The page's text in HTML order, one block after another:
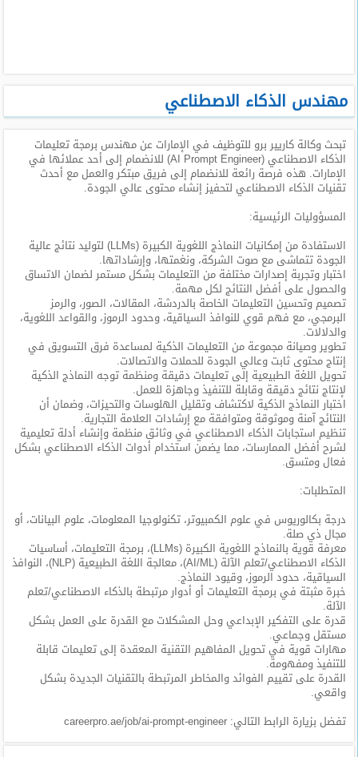
تصفح
الوظائف
وظائف
اليوم
وظائف
السعودية
اليوم
وظائف
مصر
اليوم
وظائف
حكومية
المدونة
مهندس الذكاء الاصطناعي
تبحث وكالة كاريير برو للتوظيف في الإمارات عن مهندس برمجة تعليمات
الذكاء الاصطناعي (AI Prompt Engineer) للانضمام إلى أحد عملائها في
الإمارات. هذه فرصة رائعة للانضمام إلى فريق مبتكر والعمل مع أحدث
تقنيات الذكاء الاصطناعي لتحفيز إنشاء محتوى عالي الجودة.
المسؤوليات الرئيسية:
الاستفادة من إمكانيات النماذج اللغوية الكبيرة (LLMs) لتوليد نتائج عالية
الجودة تتماشى مع صوت الشركة، ونغمتها، وإرشاداتها.
اختبار وتجربة إصدارات مختلفة من التعليمات بشكل مستمر لضمان الاتساق
والحصول على أفضل النتائج لكل مهمة.
تصميم وتحسين التعليمات الخاصة بالدردشة، المقالات، الصور، والرمز
البرمجي، مع فهم قوي للنوافذ السياقية، وحدود الرموز، والقواعد اللغوية،
والدلالات.
تطوير وصيانة مجموعة من التعليمات الذكية لمساعدة فرق التسويق في
إنتاج محتوى ثابت وعالي الجودة للحملات والاتصالات.
تحويل اللغة الطبيعية إلى تعليمات دقيقة ومنظمة توجه النماذج الذكية
لإنتاج نتائج دقيقة وقابلة للتنفيذ وجاهزة للعمل.
اختبار النماذج الذكية لاكتشاف وتقليل الهلوسات والتحيزات، وضمان أن
النتائج آمنة وموثوقة ومتوافقة مع إرشادات العلامة التجارية.
تنظيم استجابات الذكاء الاصطناعي في وثائق منظمة وإنشاء أدلة تعليمية
لشرح أفضل الممارسات، مما يضمن استخدام أدوات الذكاء الاصطناعي بشكل
فعال ومتسق.
المتطلبات:
درجة بكالوريوس في علوم الكمبيوتر، تكنولوجيا المعلومات، علوم البيانات، أو
مجال ذي صلة.
معرفة قوية بالنماذج اللغوية الكبيرة (LLMs)، برمجة التعليمات، أساسيات
الذكاء الاصطناعي/تعلم الآلة (AI/ML)، معالجة اللغة الطبيعية (NLP)، النوافذ
السياقية، حدود الرموز، وقيود النماذج.
خبرة مثبتة في برمجة التعليمات أو أدوار مرتبطة بالذكاء الاصطناعي/تعلم
الآلة.
قدرة على التفكير الإبداعي وحل المشكلات مع القدرة على العمل بشكل
مستقل وجماعي.
مهارات قوية في تحويل المفاهيم التقنية المعقدة إلى تعليمات قابلة
للتنفيذ ومفهومة.
القدرة على تقييم الفوائد والمخاطر المرتبطة بالتقنيات الجديدة بشكل
واقعي.
تفضل بزيارة الرابط التالي: careerpro.ae/job/ai-prompt-engineer